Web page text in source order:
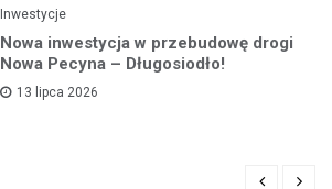
Inwestycje
Nowa inwestycja w przebudowę drogi
Nowa Pecyna – Długosiodło!
13 lipca 2026